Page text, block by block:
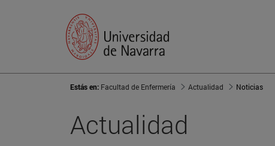
Estás en: Facultad de Enfermería Actualidad Noticias
Actualidad